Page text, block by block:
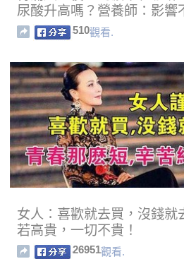
尿酸升高嗎？營養師：影響
510觀看.
女人：喜歡就去買，沒錢就
若高貴，一切不貴！
26951觀看.